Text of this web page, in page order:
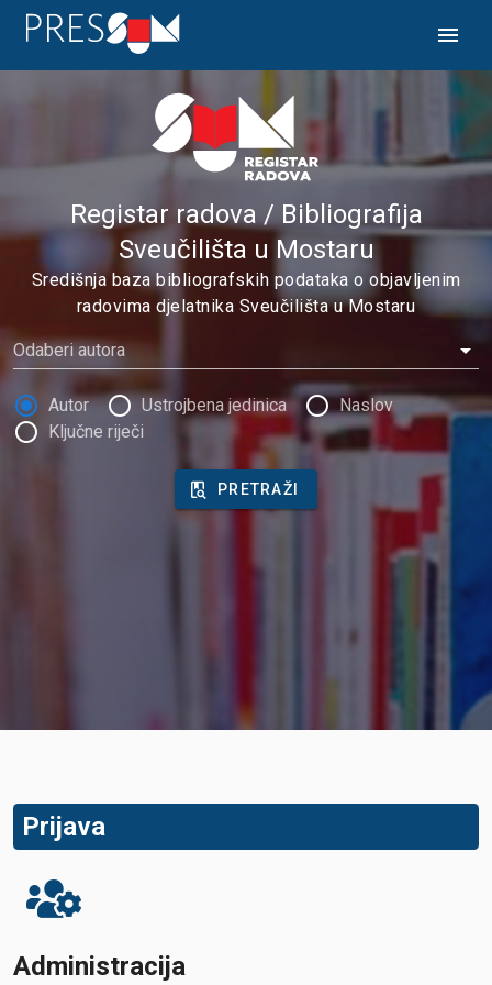
Registar radova / Bibliografija
Sveučilišta u Mostaru
Središnja baza bibliografskih podataka o objavljenim
radovima djelatnika Sveučilišta u Mostaru
Odaberi autora
Autor Ustrojbena jedinica
Naslov
Ključne riječi
PRETRAŽI
Prijava
Administracija